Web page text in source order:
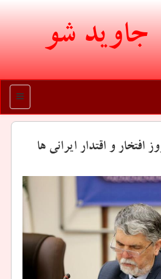
جاوید شو
منو
و اقتدار ایرانی ها